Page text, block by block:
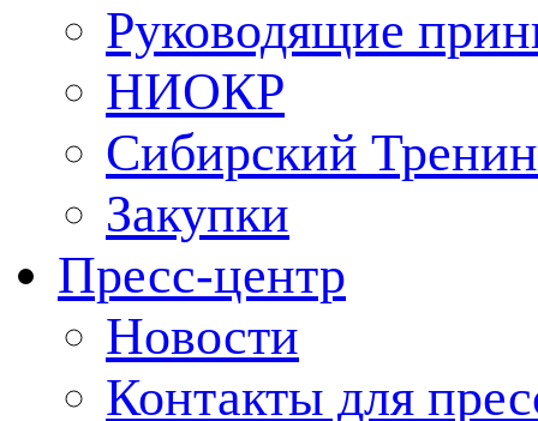
Руководящие
НИОКР
Сибирский
Закупки
Пресс-центр
Новости
Контакты для